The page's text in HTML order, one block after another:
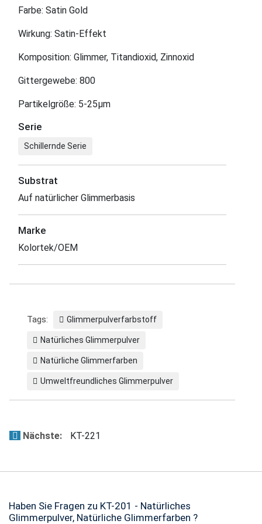
Farbe: Satin Gold
Wirkung: Satin-Effekt
Komposition: Glimmer, Titandioxid, Zinnoxid
Gittergewebe: 800
Partikelgröße: 5-25μm
Serie
Schillernde Serie
Substrat
Auf natürlicher Glimmerbasis
Marke
Kolortek/OEM
Tags: Glimmerpulverfarbstoff
Natürliches Glimmerpulver
Natürliche Glimmerfarben
Umweltfreundliches Glimmerpulver
Nächste: KT-221
Haben Sie Fragen zu KT-201 - Natürliches
Glimmerpulver, Natürliche Glimmerfarben ?